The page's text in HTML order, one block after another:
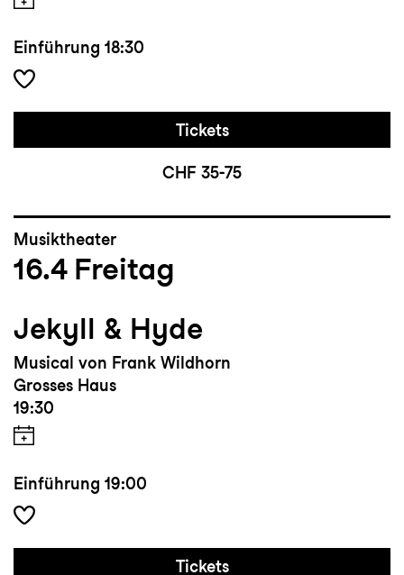
Einführung 18:30
Tickets
CHF 35-75
Musiktheater
16.4 Freitag
Jekyll & Hyde
Musical von Frank Wildhorn
Grosses Haus
19:30
Einführung 19:00
Tickets